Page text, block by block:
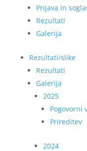
Prijava in
Rezultati
Galerija
Rezultati/slike
Rezultati
Galerija
2025
Pogovorni
Prireditev
2024